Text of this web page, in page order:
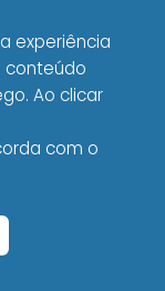
clientes,
boa
experiência
conteúdo
Ao clicar
com o